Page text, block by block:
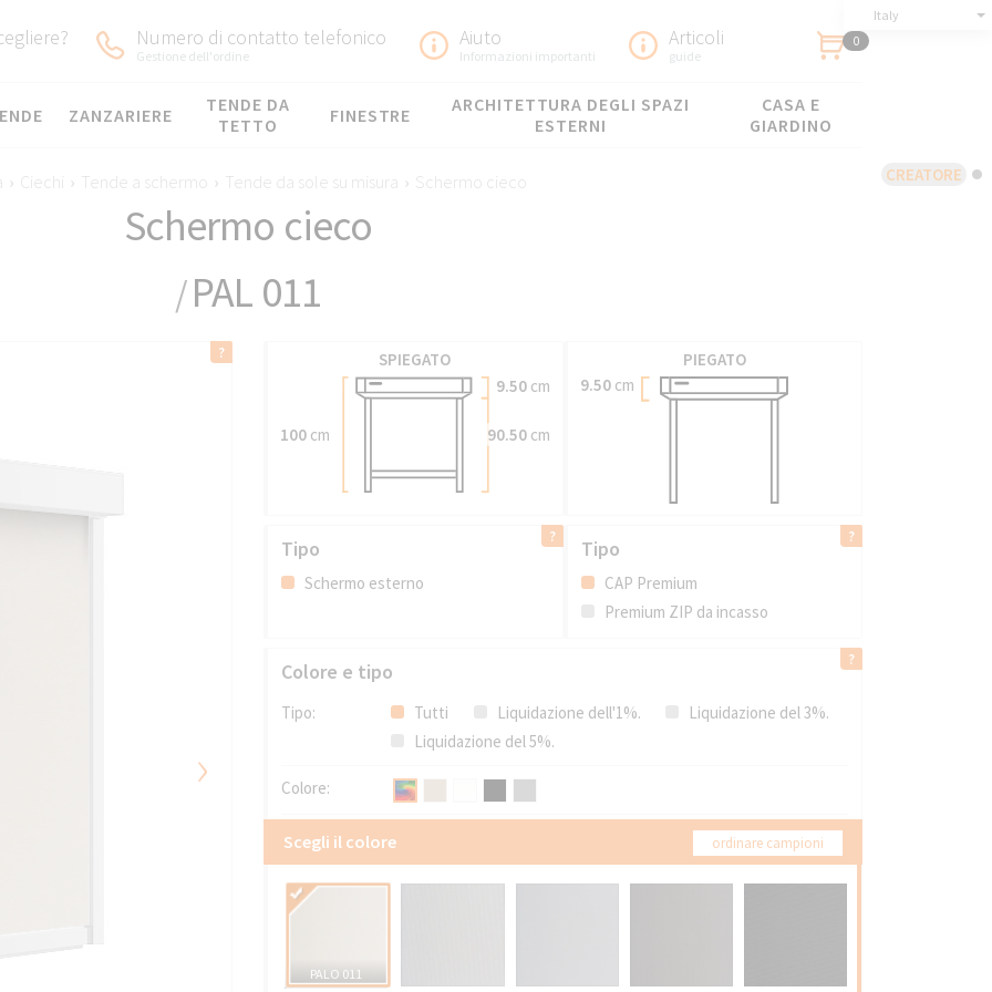
CREATORE
Italy
Numero di contatto telefonico
Gestione dell'ordine
Aiuto
Informazioni importanti
Articoli
guide
0
ZANZARIERE
TENDE DA
TETTO
FINESTRE
ARCHITETTURA DEGLI SPAZI
ESTERNI
CASA E
GIARDINO
› Ciechi › Tende a schermo › Tende da sole su misura › Schermo cieco
Schermo cieco
/PAL 011
›
SPIEGATO
100 cm
9.50cm
90.50cm
PIEGATO
9.50cm
Tipo
Schermo esterno
Tipo
CAP Premium
Premium ZIP da incasso
Colore e tipo
Tipo: Tutti Liquidazione dell'1%.
Liquidazione del 3%.
Liquidazione del 5%.
Colore:
Scegli il colore ordinare campioni
PALO 011